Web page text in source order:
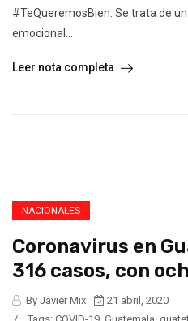
#TeQueremosBien. Se trata de
emocional...
Leer nota completa
NACIONALES
Coronavirus en
316 casos, con
By Javier Mix
21 abril, 2020